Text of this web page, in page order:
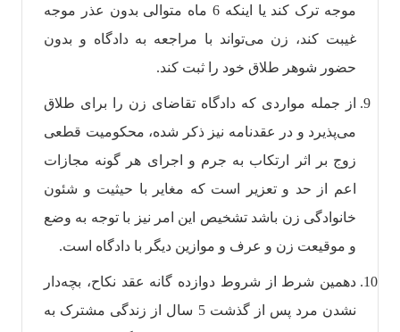
موجه ترک کند یا اینکه 6 ماه متوالی بدون عذر موجه
غیبت کند، زن می‌تواند با مراجعه به دادگاه و بدون
حضور شوهر طلاق خود را ثبت کند.
از جمله مواردی که دادگاه تقاضای زن را برای طلاق
می‌پذیرد و در عقدنامه نیز ذکر شده، محکومیت قطعی
زوج بر اثر ارتکاب به جرم و اجرای هر گونه مجازات
اعم از حد و تعزیر است که مغایر با حیثیت و شئون
خانوادگی زن باشد تشخیص این امر نیز با توجه به وضع
و موقیعت زن و عرف و موازین دیگر با دادگاه است.
دهمین شرط از شروط دوازده گانه عقد نکاح، بچه‌دار
نشدن مرد پس از گذشت 5 سال از زندگی مشترک به